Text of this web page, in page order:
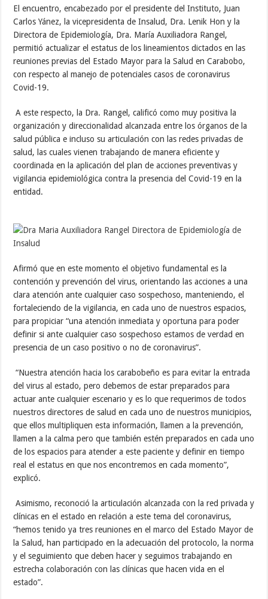
El encuentro, encabezado por el presidente del Instituto, Juan
Carlos Yánez, la vicepresidenta de Insalud, Dra. Lenik Hon y la
Directora de Epidemiología, Dra. María Auxiliadora Rangel,
permitió actualizar el estatus de los lineamientos dictados en las
reuniones previas del Estado Mayor para la Salud en Carabobo,
con respecto al manejo de potenciales casos de coronavirus
Covid-19.
A este respecto, la Dra. Rangel, calificó como muy positiva la
organización y direccionalidad alcanzada entre los órganos de la
salud pública e incluso su articulación con las redes privadas de
salud, las cuales vienen trabajando de manera eficiente y
coordinada en la aplicación del plan de acciones preventivas y
vigilancia epidemiológica contra la presencia del Covid-19 en la
entidad.
Afirmó que en este momento el objetivo fundamental es la
contención y prevención del virus, orientando las acciones a una
clara atención ante cualquier caso sospechoso, manteniendo, el
fortaleciendo de la vigilancia, en cada uno de nuestros espacios,
para propiciar “una atención inmediata y oportuna para poder
definir si ante cualquier caso sospechoso estamos de verdad en
presencia de un caso positivo o no de coronavirus”.
“Nuestra atención hacia los carabobeño es para evitar la entrada
del virus al estado, pero debemos de estar preparados para
actuar ante cualquier escenario y es lo que requerimos de todos
nuestros directores de salud en cada uno de nuestros municipios,
que ellos multipliquen esta información, llamen a la prevención,
llamen a la calma pero que también estén preparados en cada uno
de los espacios para atender a este paciente y definir en tiempo
real el estatus en que nos encontremos en cada momento”,
explicó.
Asimismo, reconoció la articulación alcanzada con la red privada y
clínicas en el estado en relación a este tema del coronavirus,
“hemos tenido ya tres reuniones en el marco del Estado Mayor de
la Salud, han participado en la adecuación del protocolo, la norma
y el seguimiento que deben hacer y seguimos trabajando en
estrecha colaboración con las clínicas que hacen vida en el
estado”.